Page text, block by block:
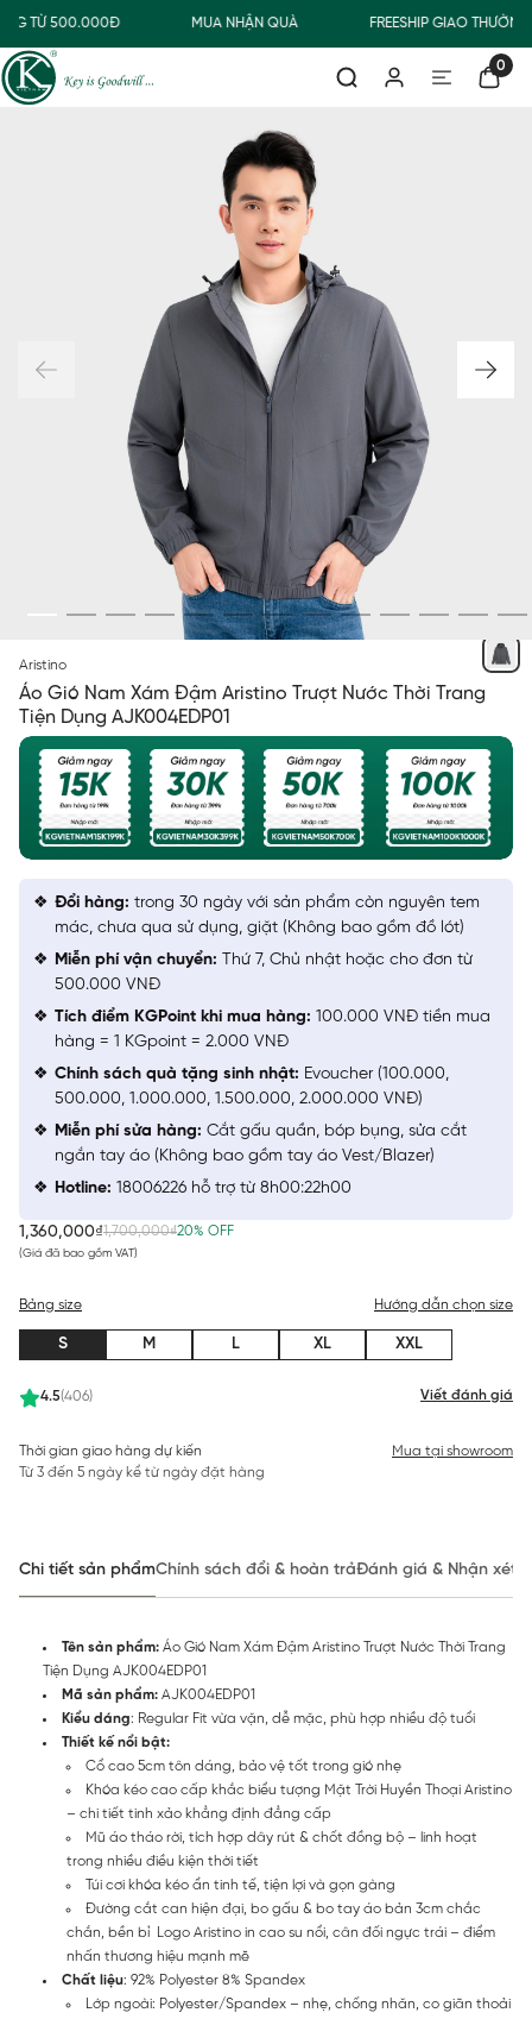
TỪ 500.000Đ MUA NHẬN QUÀ FREESHIP GIAO
0
Aristino
Áo Gió Nam Xám Đậm Aristino Trượt Nước Thời Trang
Tiện Dụng AJK004EDP01
1,360,000₫1,700,000₫20% OFF
(Giá đã bao gồm VAT)
4.5(406) Viết đánh giá
Bảng size Hướng dẫn chọn size
S M L XL XXL
Thời gian giao hàng dự kiến
Từ 3 đến 5 ngày kể từ ngày đặt hàng
Mua tại showroom
Đổi hàng: trong 30 ngày với sản phẩm còn nguyên tem
mác, chưa qua sử dụng, giặt (Không bao gồm đồ lót)
Miễn phí vận chuyển: Thứ 7, Chủ nhật hoặc cho đơn từ
500.000 VNĐ
Tích điểm KGPoint khi mua hàng: 100.000 VNĐ tiền mua
hàng = 1 KGpoint = 2.000 VNĐ
Chính sách quà tặng sinh nhật: Evoucher (100.000,
500.000, 1.000.000, 1.500.000, 2.000.000 VNĐ)
Miễn phí sửa hàng: Cắt gấu quần, bóp bụng, sửa cắt
ngắn tay áo (Không bao gồm tay áo Vest/Blazer)
Hotline: 18006226 hỗ trợ từ 8h00:22h00
Chi tiết sản phẩmChính sách đổi & hoàn trảĐánh giá & Nhận xét
Tên sản phẩm: Áo Gió Nam Xám Đậm Aristino Trượt Nước Thời Trang
Tiện Dụng AJK004EDP01
Mã sản phẩm: AJK004EDP01
Kiểu dáng: Regular Fit vừa vặn, dễ mặc, phù hợp nhiều độ tuổi
Thiết kế nổi bật:
Cổ cao 5cm tôn dáng, bảo vệ tốt trong gió nhẹ
Khóa kéo cao cấp khắc biểu tượng Mặt Trời Huyền Thoại Aristino
– chi tiết tinh xảo khẳng định đẳng cấp
Mũ áo tháo rời, tích hợp dây rút & chốt đồng bộ – linh hoạt
trong nhiều điều kiện thời tiết
Túi cơi khóa kéo ẩn tinh tế, tiện lợi và gọn gàng
Đường cắt can hiện đại, bo gấu & bo tay áo bản 3cm chắc
chắn, bền bỉ Logo Aristino in cao su nổi, cân đối ngực trái – điểm
nhấn thương hiệu mạnh mẽ
Chất liệu: 92% Polyester 8% Spandex
Lớp ngoài: Polyester/Spandex – nhẹ, chống nhăn, co giãn thoải